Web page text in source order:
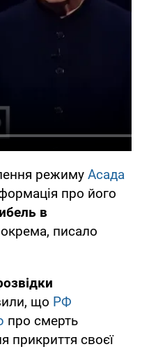
режиму Асада
про його
в
писало
що РФ
про смерть
прикриття своєї